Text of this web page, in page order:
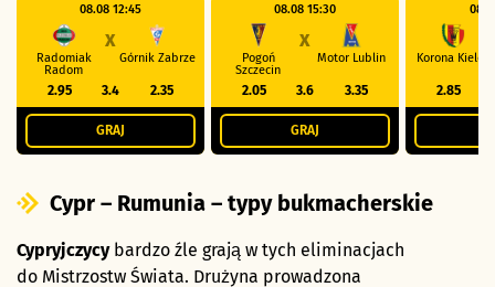
08.08 12:45
Radomiak
Radom
X
Górnik Zabrze
2.95 3.4 2.35
GRAJ
08.08 15:30
Pogoń
Szczecin
X
Motor Lublin
2.05 3.6 3.35
GRAJ
Korona Kielce
2.85
Cypr – Rumunia – typy bukmacherskie
Cypryjczycybardzo źle grają w tych eliminacjach
do Mistrzostw Świata. Drużyna prowadzona